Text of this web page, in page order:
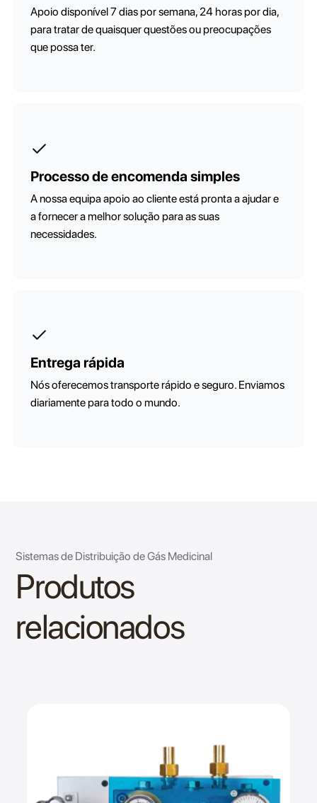
Apoio disponível 7 dias por semana, 24 horas por dia,
para tratar de quaisquer questões ou preocupações
que possa ter.
Processo de encomenda simples
A nossa equipa apoio ao cliente está pronta a ajudar e
a fornecer a melhor solução para as suas
necessidades.
Entrega rápida
Nós oferecemos transporte rápido e seguro. Enviamos
diariamente para todo o mundo.
Sistemas de Distribuição de Gás Medicinal
Produtos
relacionados